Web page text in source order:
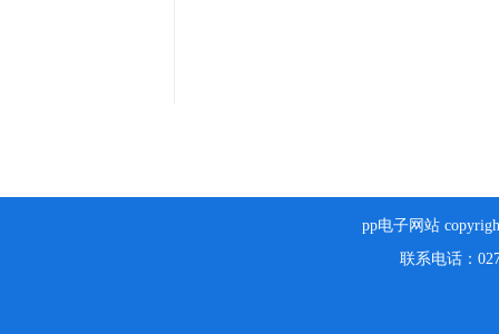
pp电子网站
联系电话：